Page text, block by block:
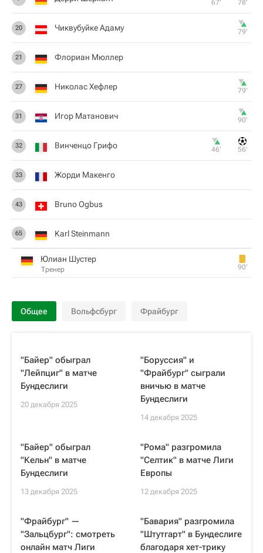
67‎’‎ 78‎’‎
20 Чиквубуйке Адаму 79‎’‎
21 Флориан Мюллер
27 Николас Хефлер 79‎’‎
31 Игор Матанович 90‎’‎
32 Винченцо Грифо 46‎’‎ 56‎’‎
33 Жорди Макенго
43 Bruno Ogbus
65 Karl Steinmann
Юлиан Шустер
Тренер 90‎’‎
Общее Вольфсбург Фрайбург
"Байер" обыграл
"Лейпциг" в матче
Бундеслиги
20 декабря 2025
"Боруссия" и
"Фрайбург" сыграли
вничью в матче
Бундеслиги
14 декабря 2025
"Байер" обыграл
"Кельн" в матче
Бундеслиги
13 декабря 2025
"Рома" разгромила
"Селтик" в матче Лиги
Европы
12 декабря 2025
"Фрайбург" —
"Зальцбург": смотреть
онлайн матч Лиги
"Бавария" разгромила
"Штутгарт" в Бундеслиге
благодаря хет-трику